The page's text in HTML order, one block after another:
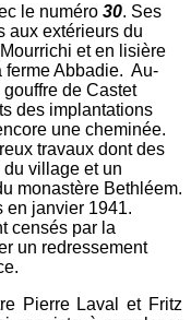
le numéro 30. Ses
aux extérieurs du
et en lisière
ferme Abbadie. Au-
de Castet
des implantations
une cheminée.
travaux dont des
village et un
monastère Bethléem.
en janvier 1941.
censés par la
un redressement
Pierre Laval et Fritz